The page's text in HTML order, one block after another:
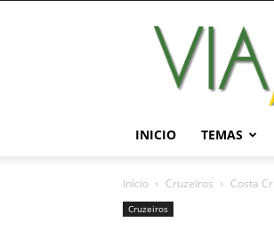
INICIO TEMAS
Início Cruzeiros Costa
Cruzeiros